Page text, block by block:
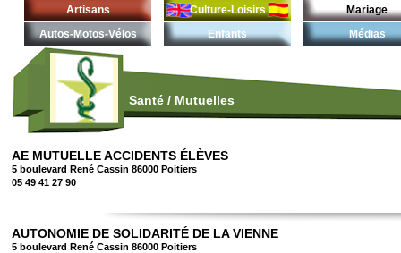
Artisans
Autos-Motos-Vélos
Culture-Loisirs
Enfants
Mariage
Médias
Santé / Mutuelles
AE MUTUELLE ACCIDENTS ÉLÈVES
5 boulevard René Cassin 86000 Poitiers
05 49 41 27 90
AUTONOMIE DE SOLIDARITÉ DE LA VIENNE
5 boulevard René Cassin 86000 Poitiers